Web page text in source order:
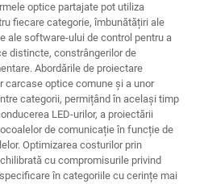
optice partajate pot utiliza
fiecare categorie, îmbunătățiri ale
ale software-ului de control pentru a
distincte, constrângerilor de
Abordările de proiectare
carcase optice comune și a unor
categorii, permițând în același timp
LED-urilor, a proiectării
de comunicație în funcție de
Optimizarea costurilor prin
cu compromisurile privind
în categoriile cu cerințe mai